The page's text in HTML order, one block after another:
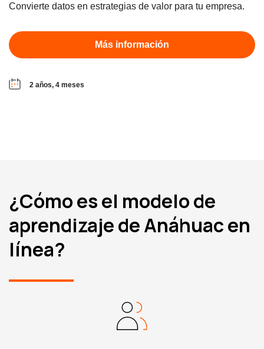
Convierte datos en estrategias de valor para tu empresa.
Más información
2 años, 4 meses
¿Cómo es el modelo de
aprendizaje de Anáhuac en
línea?